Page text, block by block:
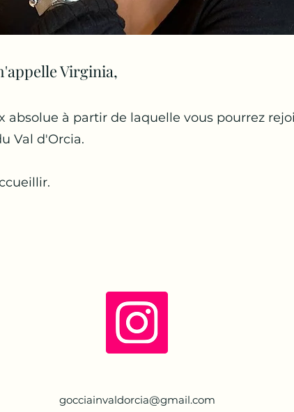
Virginia,
absolue à partir de laquelle vous pourrez
Val d'Orcia.
gocciainvaldorcia@gmail.com